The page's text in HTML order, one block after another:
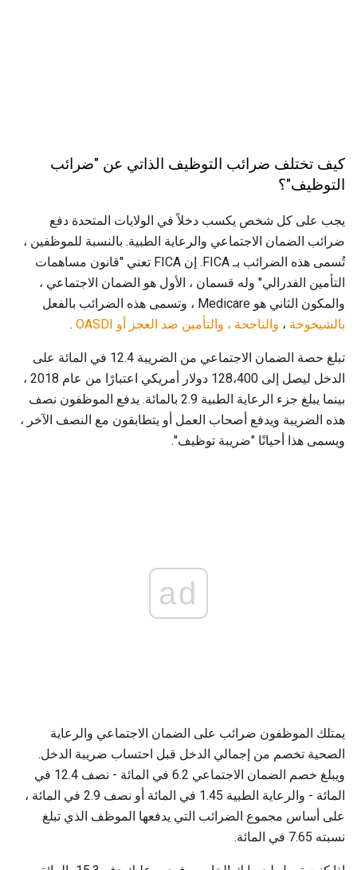
كيف تختلف ضرائب التوظيف الذاتي عن "ضرائب
التوظيف"؟
يجب على كل شخص يكسب دخلاً في الولايات المتحدة دفع
ضرائب الضمان الاجتماعي والرعاية الطبية. بالنسبة للموظفين ،
تُسمى هذه الضرائب بـ FICA. إن FICA تعني "قانون مساهمات
التأمين الفدرالي" وله قسمان ، الأول هو الضمان الاجتماعي ،
والمكون الثاني هو Medicare ، وتسمى هذه الضرائب بالفعل
بالشيخوخة ، والناجحة ، والتأمين ضد العجز أو OASDI .
تبلغ حصة الضمان الاجتماعي من الضريبة 12.4 في المائة على
الدخل ليصل إلى 128،400 دولار أمريكي اعتبارًا من عام 2018 ،
بينما يبلغ جزء الرعاية الطبية 2.9 بالمائة. يدفع الموظفون نصف
هذه الضريبة ويدفع أصحاب العمل أو يتطابقون مع النصف الآخر ،
ويسمى هذا أحيانًا "ضريبة توظيف".
ad
يمتلك الموظفون ضرائب على الضمان الاجتماعي والرعاية
الصحية تخصم من إجمالي الدخل قبل احتساب ضريبة الدخل.
ويبلغ خصم الضمان الاجتماعي 6.2 في المائة - نصف 12.4 في
المائة - والرعاية الطبية 1.45 في المائة أو نصف 2.9 في المائة ،
على أساس مجموع الضرائب التي يدفعها الموظف الذي تبلغ
نسبته 7.65 في المائة.